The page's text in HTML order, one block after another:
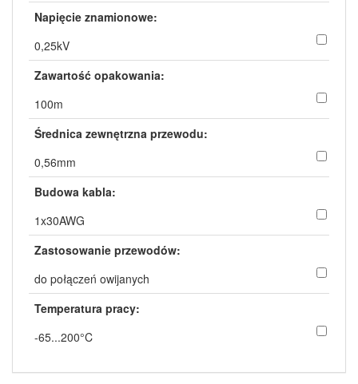
Napięcie znamionowe:
0,25kV
Zawartość opakowania:
100m
Średnica zewnętrzna przewodu:
0,56mm
Budowa kabla:
1x30AWG
Zastosowanie przewodów:
do połączeń owijanych
Temperatura pracy:
-65...200°C